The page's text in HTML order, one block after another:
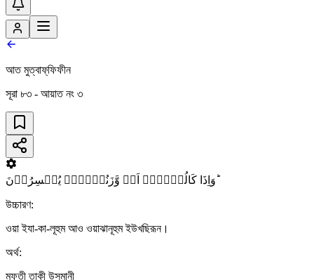
আত মুত্বাফ্‌ফিফীন
সূরা ৮৩ - আয়াত নং ৩
وَاِذَا کَالُوۡہُمۡ اَوۡ وَّزَنُوۡہُمۡ یُخۡسِرُوۡنَ ؕ
উচ্চারণ:
ওয়া ইযা-কা-লূহুম আও ওয়াঝানূহুম ইউখছিরূন।
অর্থ:
মুফতী তাকী উসমানী